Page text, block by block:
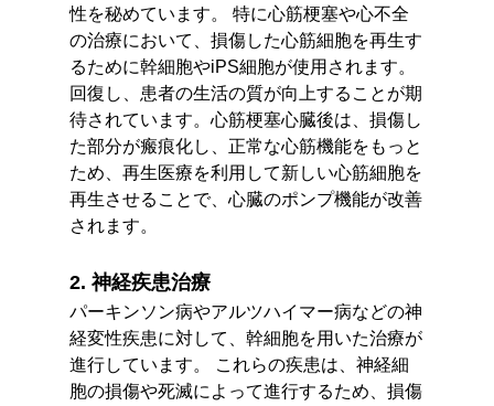
性を秘めています。 特に心筋梗塞や心不全
の治療において、損傷した心筋細胞を再生す
るために幹細胞やiPS細胞が使用されます。
回復し、患者の生活の質が向上することが期
待されています。心筋梗塞心臓後は、損傷し
た部分が瘢痕化し、正常な心筋機能をもっと
ため、再生医療を利用して新しい心筋細胞を
再生させることで、心臓のポンプ機能が改善
されます。
2. 神経疾患治療
パーキンソン病やアルツハイマー病などの神
経変性疾患に対して、幹細胞を用いた治療が
進行しています。 これらの疾患は、神経細
胞の損傷や死滅によって進行するため、損傷